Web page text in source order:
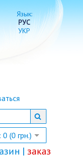
Язык:
РУС
УКР
(0 грн.)
| заказ